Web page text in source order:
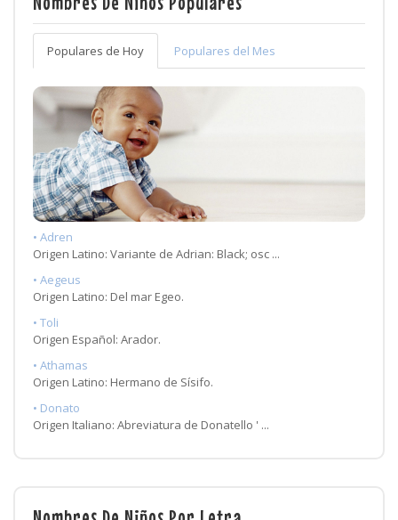
Populares de Hoy Populares del Mes
• Adren
Origen Latino: Variante de Adrian: Black; osc ...
• Aegeus
Origen Latino: Del mar Egeo.
• Toli
Origen Español: Arador.
• Athamas
Origen Latino: Hermano de Sísifo.
• Donato
Origen Italiano: Abreviatura de Donatello ' ...